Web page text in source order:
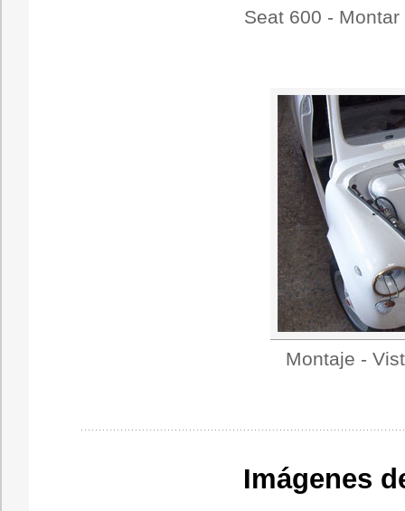
Seat 600 -
Montaje -
Imágenes